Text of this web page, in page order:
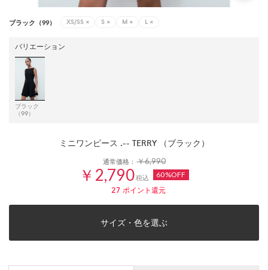
ブラック（99） XS/SS × S × M × L ×
バリエーション
ブラック
（99）
ミニワンピース .-- TERRY （ブラック）
通常価格：￥6,990
￥2,790税込 60%OFF
27 ポイント還元
サイズ・色を選ぶ